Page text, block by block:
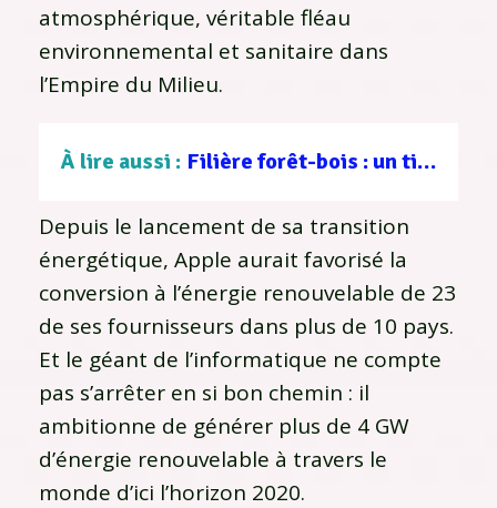
atmosphérique, véritable fléau
environnemental et sanitaire dans
l’Empire du Milieu.
À lire aussi : Filière forêt-bois : un tissu d’entreprises au service d’une gestion durable
Depuis le lancement de sa transition
énergétique, Apple aurait favorisé la
conversion à l’énergie renouvelable de 23
de ses fournisseurs dans plus de 10 pays.
Et le géant de l’informatique ne compte
pas s’arrêter en si bon chemin : il
ambitionne de générer plus de 4 GW
d’énergie renouvelable à travers le
monde d’ici l’horizon 2020.